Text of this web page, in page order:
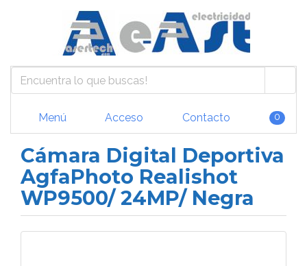
Menú Acceso Contacto 0
Cámara Digital Deportiva
AgfaPhoto Realishot
WP9500/ 24MP/ Negra